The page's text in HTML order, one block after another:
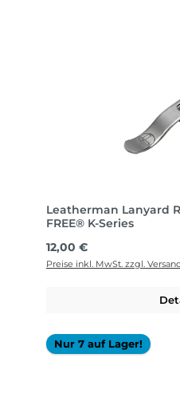
Leatherman Lanyard
FREE® K-Series
Regulärer Preis:
12,00 €
Preise inkl. MwSt. zzgl.
Nur 7 auf Lager!